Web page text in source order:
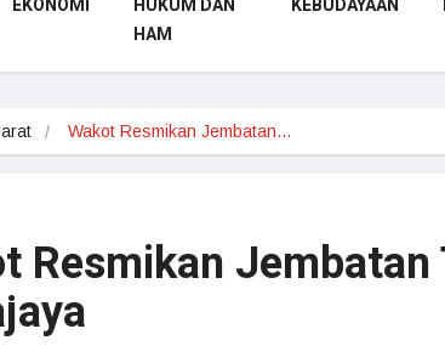
EKONOMI
HUKUM DAN
HAM
KEBUDAYAAN
Wakot Resmikan Jembatan…
Resmikan